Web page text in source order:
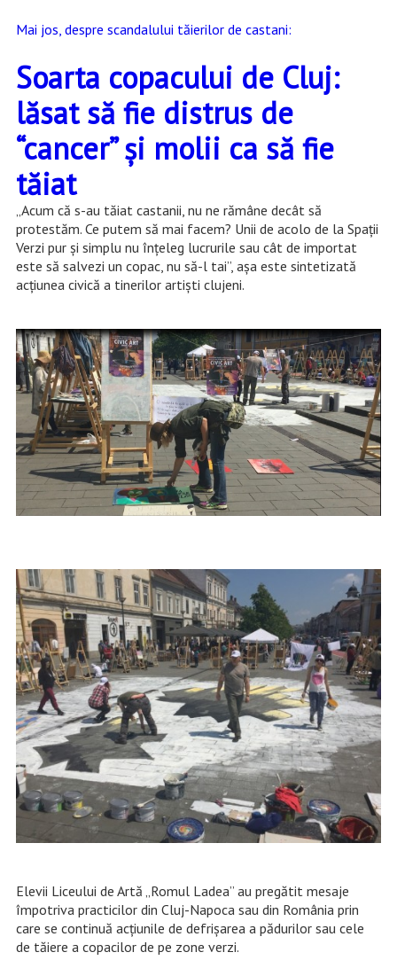
Mai jos, despre scandalului tăierilor de castani:
Soarta copacului de Cluj:
lăsat să fie distrus de
“cancer” și molii ca să fie
tăiat
„Acum că s-au tăiat castanii, nu ne rămâne decât să
protestăm. Ce putem să mai facem? Unii de acolo de la Spații
Verzi pur și simplu nu înțeleg lucrurile sau cât de importat
este să salvezi un copac, nu să-l tai”, așa este sintetizată
acțiunea civică a tinerilor artiști clujeni.
Elevii Liceului de Artă „Romul Ladea” au pregătit mesaje
împotriva practicilor din Cluj-Napoca sau din România prin
care se continuă acțiunile de defrișarea a pădurilor sau cele
de tăiere a copacilor de pe zone verzi.